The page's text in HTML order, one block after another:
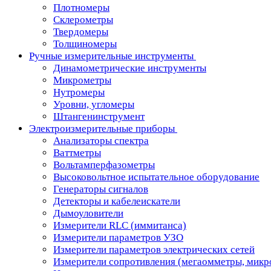
Плотномеры
Склерометры
Твердомеры
Толщиномеры
Ручные измерительные инструменты
Динамометрические инструменты
Микрометры
Нутромеры
Уровни, угломеры
Штангенинструмент
Электроизмерительные приборы
Анализаторы спектра
Ваттметры
Вольтамперфазометры
Высоковольтное испытательное оборудование
Генераторы сигналов
Детекторы и кабелеискатели
Дымоуловители
Измерители RLC (иммитанса)
Измерители параметров УЗО
Измерители параметров электрических сетей
Измерители сопротивления (мегаомметры,